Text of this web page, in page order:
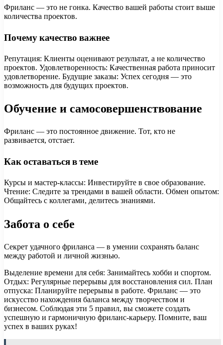
Фриланс — это не гонка. Качество вашей работы стоит выше
количества проектов.
Почему качество важнее
Репутация: Клиенты оценивают результат, а не количество
проектов. Удовлетворенность: Качественная работа приносит
удовлетворение. Будущие заказы: Успех сегодня — это
возможность для будущих проектов.
Обучение и самосовершенствование
Фриланс — это постоянное движение. Тот, кто не
развивается, отстает.
Как оставаться в теме
Курсы и мастер-классы: Инвестируйте в свое образование.
Чтение: Следите за трендами в вашей области. Обмен опытом:
Общайтесь с коллегами, делитесь знаниями.
Забота о себе
Секрет удачного фриланса — в умении сохранять баланс
между работой и личной жизнью.
Выделение времени для себя: Занимайтесь хобби и спортом.
Отдых: Регулярные перерывы для восстановления сил. План
отпуска: Планируйте перерывы в работе. Фриланс — это
искусство нахождения баланса между творчеством и
бизнесом. Соблюдая эти 5 правил, вы сможете создать
успешную и гармоничную фриланс-карьеру. Помните, ваш
успех в ваших руках!